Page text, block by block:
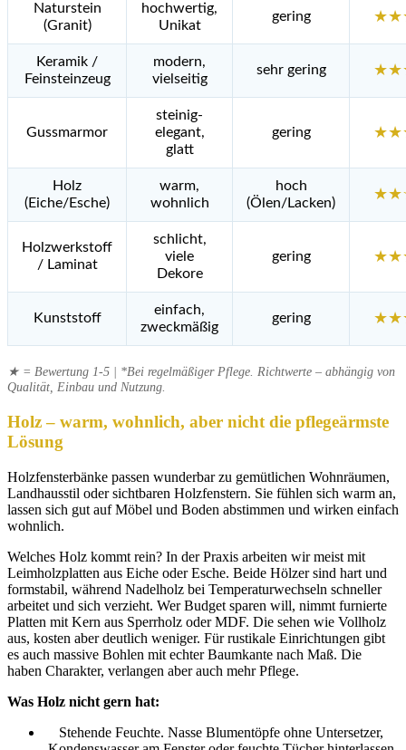
Naturstein
(Granit)
hochwertig,
Unikat
gering
Keramik /
Feinsteinzeug
modern,
vielseitig
sehr gering
Gussmarmor
steinig-
elegant,
glatt
gering
Holz
(Eiche/Esche)
warm,
wohnlich
hoch
(Ölen/Lacken)
Holzwerkstoff
/ Laminat
schlicht,
viele
Dekore
gering
Kunststoff
einfach,
zweckmäßig
gering
★ = Bewertung 1-5 | *Bei regelmäßiger Pflege. Richtwerte – abhängig von
Qualität, Einbau und Nutzung.
Holz – warm, wohnlich, aber nicht die pflegeärmste
Lösung
Holzfensterbänke passen wunderbar zu gemütlichen Wohnräumen,
Landhausstil oder sichtbaren Holzfenstern. Sie fühlen sich warm an,
lassen sich gut auf Möbel und Boden abstimmen und wirken einfach
wohnlich.
Welches Holz kommt rein? In der Praxis arbeiten wir meist mit
Leimholzplatten aus Eiche oder Esche. Beide Hölzer sind hart und
formstabil, während Nadelholz bei Temperaturwechseln schneller
arbeitet und sich verzieht. Wer Budget sparen will, nimmt furnierte
Platten mit Kern aus Sperrholz oder MDF. Die sehen wie Vollholz
aus, kosten aber deutlich weniger. Für rustikale Einrichtungen gibt
es auch massive Bohlen mit echter Baumkante nach Maß. Die
haben Charakter, verlangen aber auch mehr Pflege.
Was Holz nicht gern hat:
Stehende Feuchte. Nasse Blumentöpfe ohne Untersetzer,